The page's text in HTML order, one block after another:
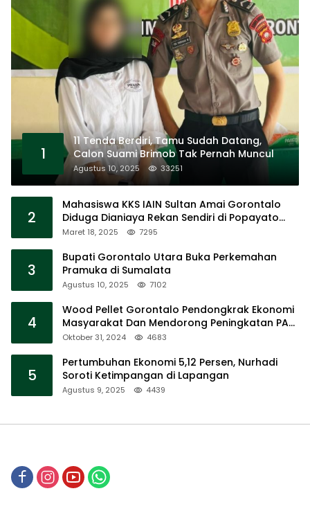
1
11 Tenda Berdiri, Tamu Sudah Datang,
Calon Suami Brimob Tak Pernah Muncul
Agustus 10, 2025 33251
2
Mahasiswa KKS IAIN Sultan Amai Gorontalo
Diduga Dianiaya Rekan Sendiri di Popayato
Barat
Maret 18, 2025 7295
3
Bupati Gorontalo Utara Buka Perkemahan
Pramuka di Sumalata
Agustus 10, 2025 7102
4
Wood Pellet Gorontalo Pendongkrak Ekonomi
Masyarakat Dan Mendorong Peningkatan PAD
Gorontalo
Oktober 31, 2024 4683
5
Pertumbuhan Ekonomi 5,12 Persen, Nurhadi
Soroti Ketimpangan di Lapangan
Agustus 9, 2025 4439